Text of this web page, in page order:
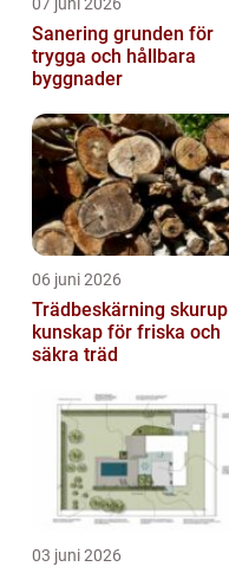
Sanering grunden för
trygga och hållbara
byggnader
06 juni 2026
Trädbeskärning skurup
kunskap för friska och
säkra träd
03 juni 2026